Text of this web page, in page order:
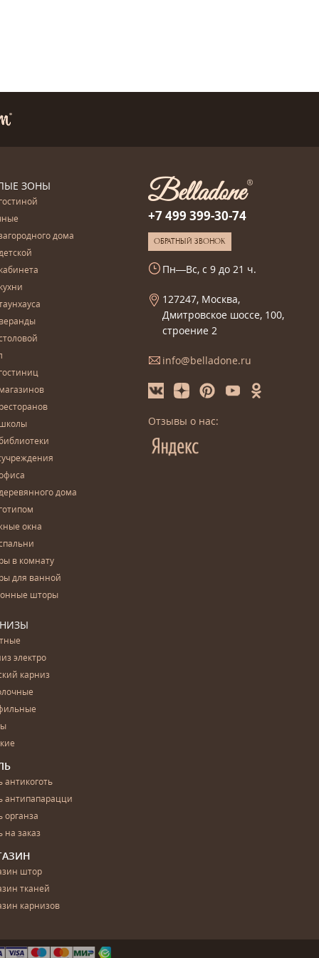
ЗОНЫ
дома
дома
окна
в комнату
для ванной
шторы
электро
карниз
антикоготь
антипапарацци
органза
на заказ
штор
тканей
карнизов
+7 499 399-30-74
ОБРАТНЫЙ ЗВОНОК
Пн—Вс, с 9 до 21 ч.
127247, Москва,
Дмитровское шоссе, 100,
строение 2
info@belladone.ru
Отзывы о нас: